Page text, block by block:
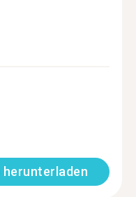
herunterladen